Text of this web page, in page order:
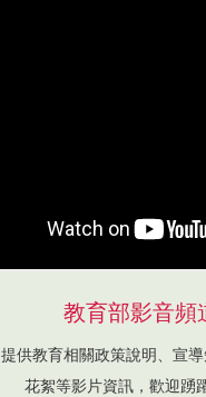
教育部影音頻
提供教育相關政策說明、宣
花絮等影片資訊，歡迎踴